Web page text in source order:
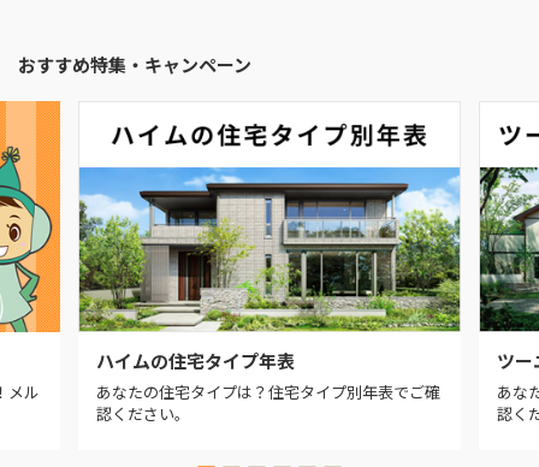
おすすめ特集・キャンペーン
メル
ハイムの住宅タイプ年表
あなたの住宅タイプは？住宅タイプ別年表でご確
認ください。
ツー
あな
認く